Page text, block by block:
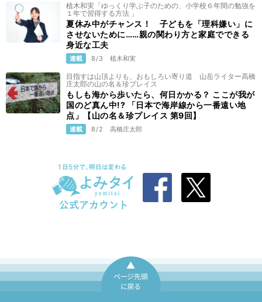
植木和実「ゆっくり学ぶ子のための、小学校６年間の勉強を
１年で習得する方法 」
夏休み中がチャンス！ 子どもを「理科嫌い」に
させないために……親の関わり方と家庭でできる
身近な工夫
連載 8/3 植木和実
目指すは山頂よりも、おもしろい寄り道 山岳ライター高橋
庄太郎の山の名＆珍プレイス
もしも海から歩いたら、何日かかる？ ここが我が
国のど真ん中!? 「日本で海岸線から一番遠い地
点」【山の名＆珍プレイス 第9回】
連載 8/2 高橋庄太郎